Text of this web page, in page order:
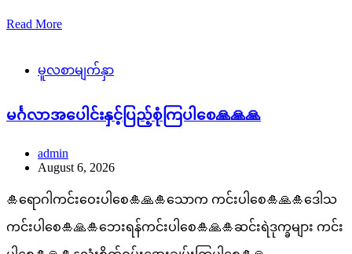
Read More
မူလစာမျက်နှာ
မင်္ဂလာအပေါင်းနှင့်ပြည့်စုံကြပါစေ🙏🙏🙏
admin
August 6, 2026
🎍ရောဂါကင်းဝေးပါစေ🎍🙏🎍သောက ကင်းပါစေ🎍🙏🎍ဒေါသ
ကင်းပါစေ🎍🙏🎍ဘေးရန်ကင်းပါစေ🎍🙏🎍ဆင်းရဲဒုက္ခများ ကင်း